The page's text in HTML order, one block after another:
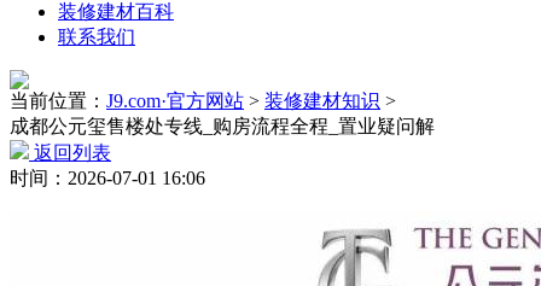
装修建材百科
联系我们
当前位置： J9.com·官方网站 > 装修建材知识 >
成都公元玺售楼处专线_购房流程全程_置业疑问解
返回列表
时间：2026-07-01 16:06